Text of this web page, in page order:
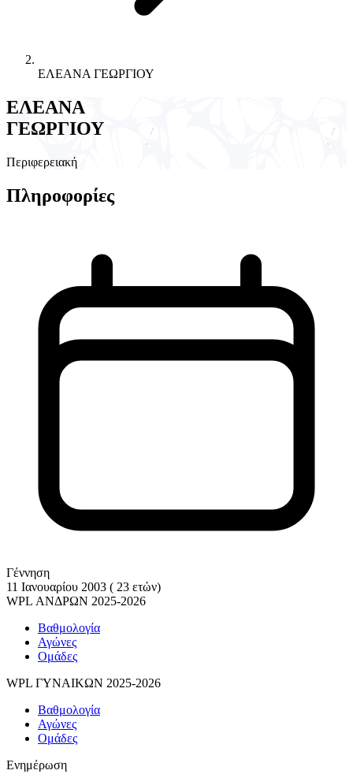
ΕΛΕΑΝΑ ΓΕΩΡΓΙΟΥ
ΕΛΕΑΝΑ
ΓΕΩΡΓΙΟΥ
Περιφερειακή
Πληροφορίες
Γέννηση
11 Ιανουαρίου 2003 ( 23 ετών)
WPL ΑΝΔΡΩΝ 2025-2026
Βαθμολογία
Αγώνες
Ομάδες
WPL ΓΥΝΑΙΚΩΝ 2025-2026
Βαθμολογία
Αγώνες
Ομάδες
Ενημέρωση